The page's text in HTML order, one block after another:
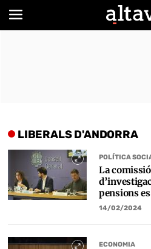
LIBERALS D'ANDORRA
POLÍTICA
La
pensions
14/02/2024
ECONOMIA